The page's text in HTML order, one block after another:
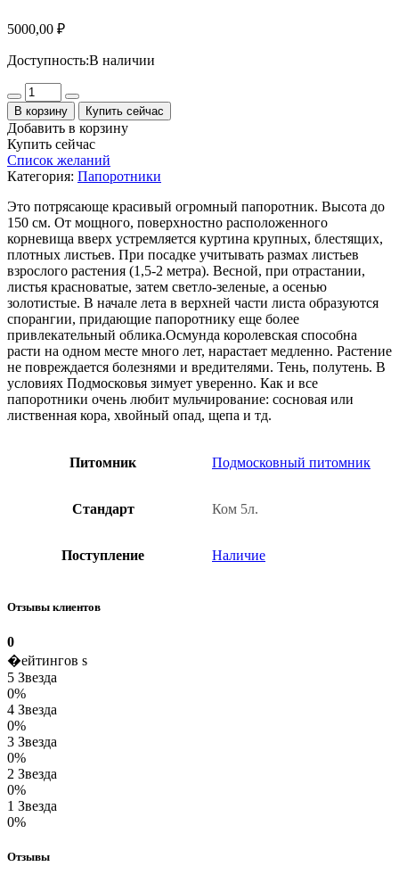
5000,00 ₽
Доступность:В наличии
Количество
В корзину Купить сейчас
Добавить в корзину
Купить сейчас
Список желаний
Категория: Папоротники
Это потрясающе красивый огромный папоротник. Высота до
150 см. От мощного, поверхностно расположенного
корневища вверх устремляется куртина крупных, блестящих,
плотных листьев. При посадке учитывать размах листьев
взрослого растения (1,5-2 метра). Весной, при отрастании,
листья красноватые, затем светло-зеленые, а осенью
золотистые. В начале лета в верхней части листа образуются
спорангии, придающие папоротнику еще более
привлекательный облика.Осмунда королевская способна
расти на одном месте много лет, нарастает медленно. Растение
не повреждается болезнями и вредителями. Тень, полутень. В
условиях Подмосковья зимует уверенно. Как и все
папоротники очень любит мульчирование: сосновая или
лиственная кора, хвойный опад, щепа и тд.
Питомник Подмосковный питомник
Стандарт Ком 5л.
Поступление Наличие
Отзывы клиентов
0
�ейтингов s
5 Звезда
0%
4 Звезда
0%
3 Звезда
0%
2 Звезда
0%
1 Звезда
0%
Отзывы